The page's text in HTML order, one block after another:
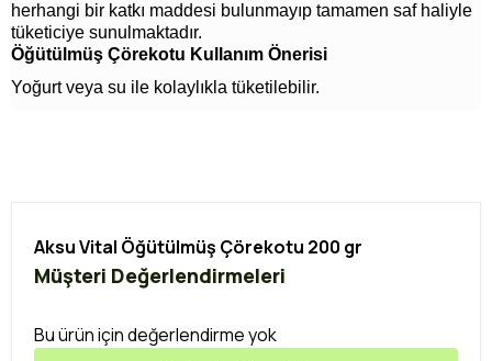
herhangi bir katkı maddesi bulunmayıp tamamen saf haliyle
tüketiciye sunulmaktadır.
Öğütülmüş Çörekotu Kullanım Önerisi
Yoğurt veya su ile kolaylıkla tüketilebilir.
Aksu Vital Öğütülmüş Çörekotu 200 gr
Müşteri Değerlendirmeleri
Bu ürün için değerlendirme yok